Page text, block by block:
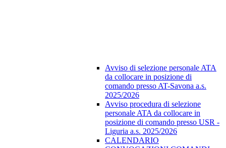
Avviso di selezione personale ATA
da collocare in posizione di
comando presso AT-Savona a.s.
2025/2026
Avviso procedura di selezione
personale ATA da collocare in
posizione di comando presso USR -
Liguria a.s. 2025/2026
CALENDARIO